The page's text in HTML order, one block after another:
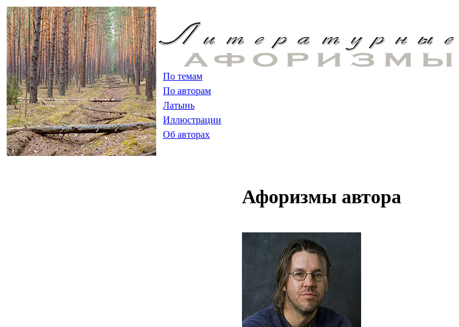
По темам
По авторам
Латынь
Иллюстрации
Об авторах
Афоризмы автора